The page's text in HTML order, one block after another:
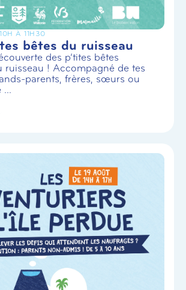
À 11H30
bêtes du ruisseau
des p’tites bêtes
ruisseau ! Accompagné de tes
parents, frères, sœurs ou
...